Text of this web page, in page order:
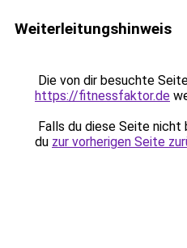
Weiterleitungshinweis
Die von dir besuchte
https://fitnessfaktor.de
Falls du diese Seite
du zur vorherigen Seite